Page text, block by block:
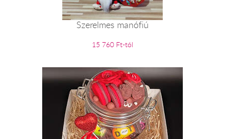
Szerelmes manófiú
15 760 Ft-tól